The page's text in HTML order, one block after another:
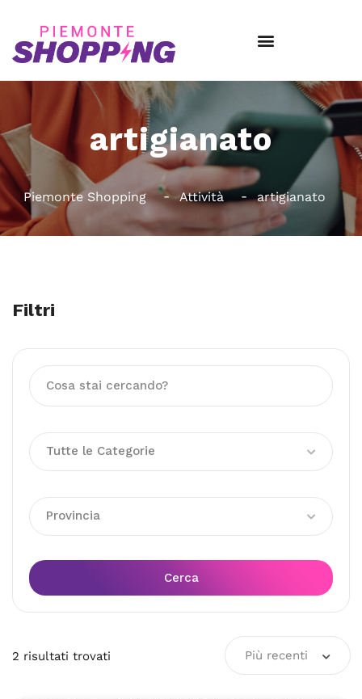
artigianato
Piemonte Shopping Attività artigianato
Filtri
Tutte le Categorie
Provincia
Cerca
2 risultati trovati Più recenti